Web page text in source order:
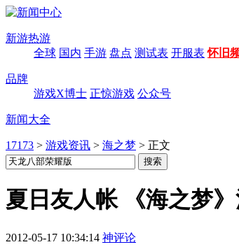
新游热游
全球 国内 手游 盘点 测试表 开服表 怀旧
品牌
游戏X博士 正惊游戏 公众号
新闻大全
17173 > 游戏资讯 > 海之梦 > 正文
夏日友人帐 《海之梦
2012-05-17 10:34:14 神评论